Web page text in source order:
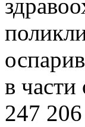
в части
247